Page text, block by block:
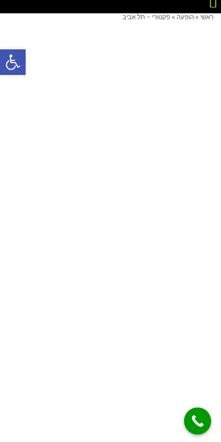
ראשי »הופעה »פקטורי – תל אביב
פתח